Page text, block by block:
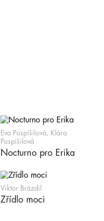
Eva Pospíšilová, Klára
Pospíšilová
Nocturno pro Erika
Viktor Brázdil
Zřídlo moci